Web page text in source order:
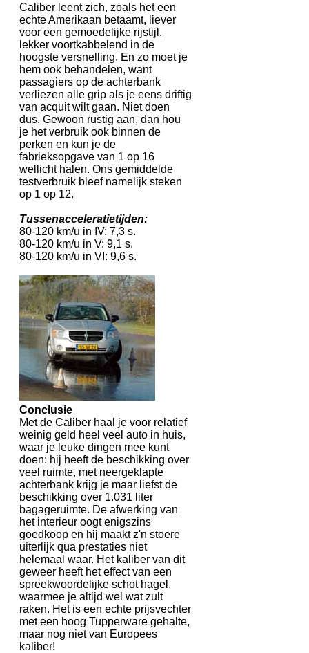
Caliber leent zich, zoals het een
echte Amerikaan betaamt, liever
voor een gemoedelijke rijstijl,
lekker voortkabbelend in de
hoogste versnelling. En zo moet je
hem ook behandelen, want
passagiers op de achterbank
verliezen alle grip als je eens driftig
van acquit wilt gaan. Niet doen
dus. Gewoon rustig aan, dan hou
je het verbruik ook binnen de
perken en kun je de
fabrieksopgave van 1 op 16
wellicht halen. Ons gemiddelde
testverbruik bleef namelijk steken
op 1 op 12.
Tussenacceleratietijden:
80-120 km/u in IV: 7,3 s.
80-120 km/u in V: 9,1 s.
80-120 km/u in VI: 9,6 s.
Conclusie
Met de Caliber haal je voor relatief
weinig geld heel veel auto in huis,
waar je leuke dingen mee kunt
doen: hij heeft de beschikking over
veel ruimte, met neergeklapte
achterbank krijg je maar liefst de
beschikking over 1.031 liter
bagageruimte. De afwerking van
het interieur oogt enigszins
goedkoop en hij maakt z'n stoere
uiterlijk qua prestaties niet
helemaal waar. Het kaliber van dit
geweer heeft het effect van een
spreekwoordelijke schot hagel,
waarmee je altijd wel wat zult
raken. Het is een echte prijsvechter
met een hoog Tupperware gehalte,
maar nog niet van Europees
kaliber!